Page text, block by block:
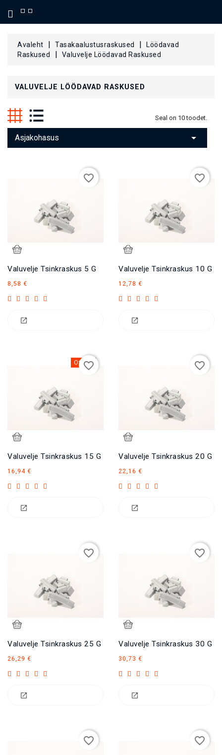
KATEGOORIA
Avaleht Tasakaalustusraskused
Löödavad
Raskused
Valuvelje Löödavad Raskused
VALUVELJE LÖÖDAVAD RASKUSED
Seal on 10 toodet.
Asjakohasus 
Valuvelje Tsinkraskus 5 G
8,58 €
favorite_border
Valuvelje Tsinkraskus 10 G
12,78 €
favorite_border
Otsas
Valuvelje Tsinkraskus 15 G
16,94 €
favorite_border
Valuvelje Tsinkraskus 20 G
22,16 €
favorite_border
Valuvelje Tsinkraskus 25 G
26,29 €
favorite_border
Valuvelje Tsinkraskus 30 G
30,73 €
favorite_border
favorite_border favorite_border